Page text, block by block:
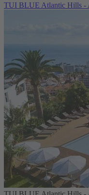
TUI BLUE Atlantic Hills -